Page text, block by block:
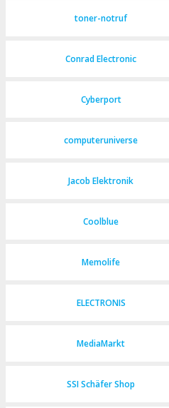
toner-notruf
Conrad Electronic
Cyberport
computeruniverse
Jacob Elektronik
Coolblue
Memolife
ELECTRONIS
MediaMarkt
SSI Schäfer Shop